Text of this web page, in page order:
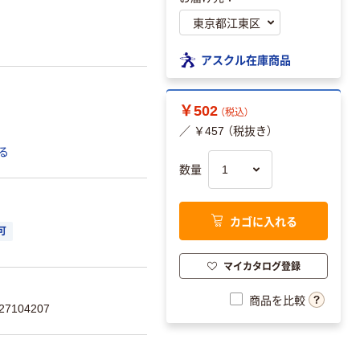
アスクル在庫商品
￥502 （税込）
／ ￥457 （税抜き）
数量
カゴに入れる
マイカタログ登録
商品を比較